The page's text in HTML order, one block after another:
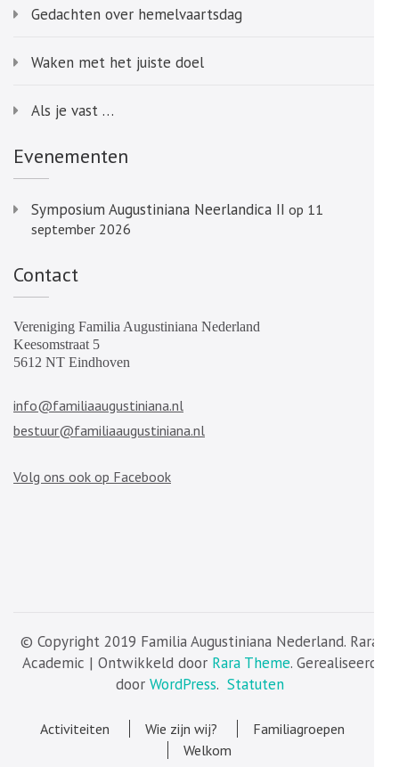
Gedachten over hemelvaartsdag
Waken met het juiste doel
Als je vast …
Evenementen
Symposium Augustiniana Neerlandica II op 11
september 2026
Contact
Vereniging Familia Augustiniana Nederland
Keesomstraat 5
5612 NT Eindhoven
info@familiaaugustiniana.nl
bestuur@familiaaugustiniana.nl
Volg ons ook op Facebook
© Copyright 2019 Familia Augustiniana Nederland. Rara
Academic | Ontwikkeld door Rara Theme. Gerealiseerd
door WordPress. Statuten
Activiteiten Wie zijn wij?
Familiagroepen
Welkom